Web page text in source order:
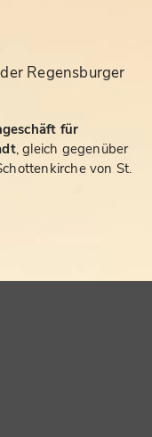
Regensburger
für
, gleich gegenüber
von St.